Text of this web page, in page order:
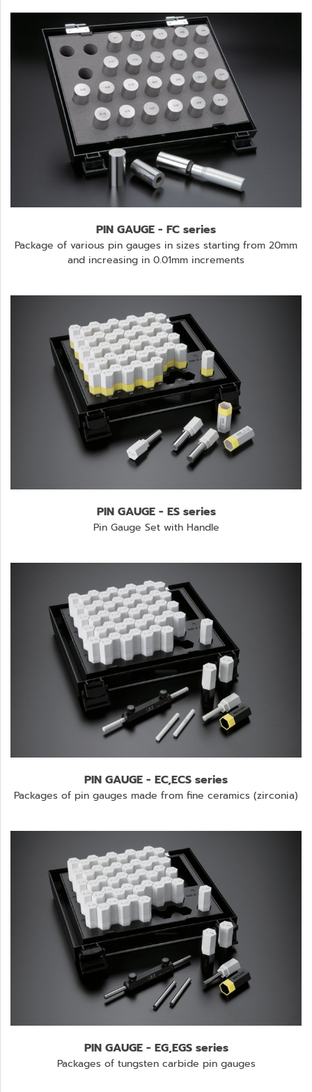
PIN GAUGE - FC series
Package of various pin gauges in sizes starting from 20mm
and increasing in 0.01mm increments
PIN GAUGE - ES series
Pin Gauge Set with Handle
PIN GAUGE - EC,ECS series
Packages of pin gauges made from fine ceramics (zirconia)
PIN GAUGE - EG,EGS series
Packages of tungsten carbide pin gauges